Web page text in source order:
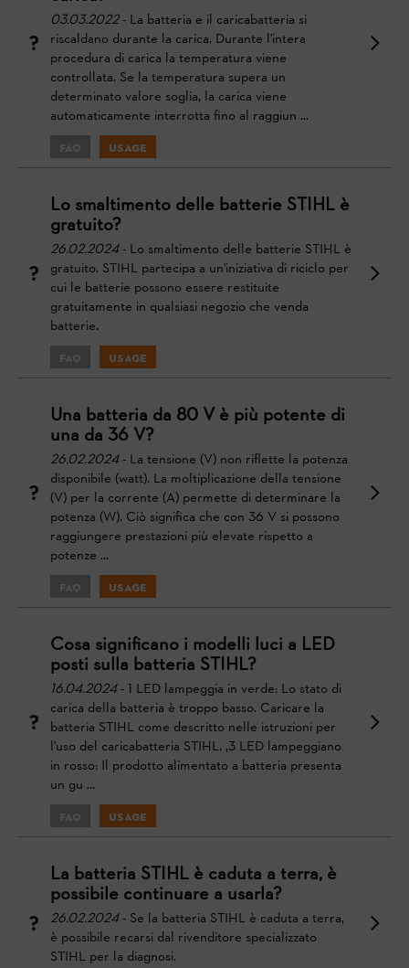
03.03.2022- La batteria e il caricabatteria si
riscaldano durante la carica. Durante l'intera
procedura di carica la temperatura viene
controllata. Se la temperatura supera un
determinato valore soglia, la carica viene
automaticamente interrotta fino al raggiun ...
FAQ Usage
Lo smaltimento delle batterie STIHL è
gratuito?
26.02.2024- Lo smaltimento delle batterie STIHL è
gratuito. STIHL partecipa a un'iniziativa di riciclo per
cui le batterie possono essere restituite
gratuitamente in qualsiasi negozio che venda
batterie.
FAQ Usage
Una batteria da 80 V è più potente di
una da 36 V?
26.02.2024- La tensione (V) non riflette la potenza
disponibile (watt). La moltiplicazione della tensione
(V) per la corrente (A) permette di determinare la
potenza (W). Ciò significa che con 36 V si possono
raggiungere prestazioni più elevate rispetto a
potenze ...
FAQ Usage
Cosa significano i modelli luci a LED
posti sulla batteria STIHL?
16.04.2024- 1 LED lampeggia in verde: Lo stato di
carica della batteria è troppo basso. Caricare la
batteria STIHL come descritto nelle istruzioni per
l'uso del caricabatteria STIHL. ,3 LED lampeggiano
in rosso: Il prodotto alimentato a batteria presenta
un gu ...
FAQ Usage
La batteria STIHL è caduta a terra, è
possibile continuare a usarla?
26.02.2024- Se la batteria STIHL è caduta a terra,
è possibile recarsi dal rivenditore specializzato
STIHL per la diagnosi.